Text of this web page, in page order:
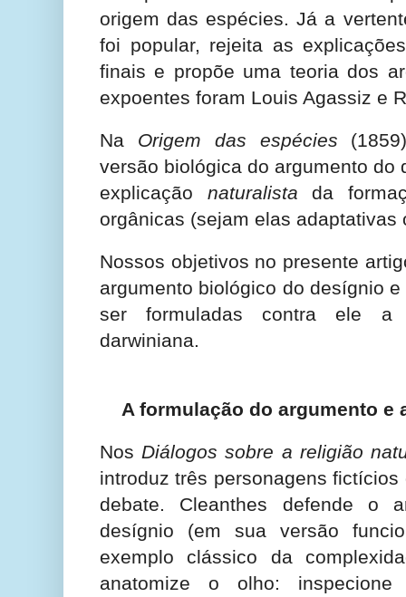
origem das espécies. Já a
foi popular, rejeita as
finais e propõe uma teoria dos
expoentes foram Louis Agassiz e
Na Origem das espécies
versão biológica do argumento do
explicação naturalista da
orgânicas (sejam elas adaptativas
Nossos objetivos no presente
argumento biológico do desígnio
ser formuladas contra ele a
darwiniana.
A formulação do argumento e
Nos Diálogos sobre a religião
introduz três personagens
debate. Cleanthes defende o
desígnio (em sua versão
exemplo clássico da
anatomize o olho: